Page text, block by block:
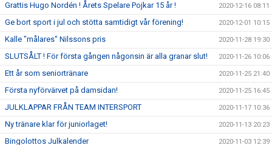
Grattis Hugo Nordén ! Årets Spelare Pojkar 15 år ! 2020-12-16 08:11
Ge bort sport i jul och stötta samtidigt vår förening! 2020-12-01 10:15
Kalle "målares" Nilssons pris 2020-11-28 19:30
SLUTSÅLT ! För första gången någonsin är alla granar slut! 2020-11-26 10:06
Ett år som seniortränare 2020-11-25 21:40
Första nyförvärvet på damsidan! 2020-11-25 16:45
JULKLAPPAR FRÅN TEAM INTERSPORT 2020-11-17 10:36
Ny tränare klar för juniorlaget! 2020-11-13 20:23
Bingolottos Julkalender 2020-11-03 12:39